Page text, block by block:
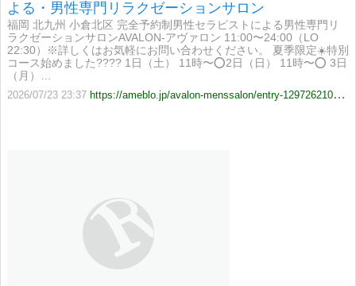
よる・男性専門リラクゼーションサロン
福岡 北九州 小倉北区 完全予約制男性セラピストによる男性専門リ
ラクゼーションサロンAVALON-アヴァロン 11:00〜24:00（LO
22:30）※詳しくはお気軽にお問い合わせください。 夏季限定☀️特別
コース始めました????️ 1日（土） 11時〜⭕️2日（日） 11時〜⭕️ 3日
（月）…
2026/07/23 23:37 https://ameblo.jp/avalon-menssalon/entry-12972621053.html